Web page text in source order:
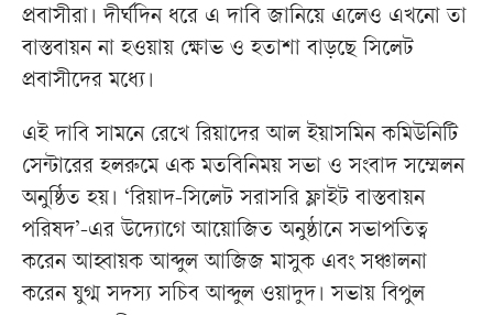
প্রবাসীরা। দীর্ঘদিন ধরে এ দাবি জানিয়ে এলেও এখনো তা
বাস্তবায়ন না হওয়ায় ক্ষোভ ও হতাশা বাড়ছে সিলেট
প্রবাসীদের মধ্যে।
এই দাবি সামনে রেখে রিয়াদের আল ইয়াসমিন কমিউনিটি
সেন্টারের হলরুমে এক মতবিনিময় সভা ও সংবাদ সম্মেলন
অনুষ্ঠিত হয়। ‘রিয়াদ-সিলেট সরাসরি ফ্লাইট বাস্তবায়ন
পরিষদ’-এর উদ্যোগে আয়োজিত অনুষ্ঠানে সভাপতিত্ব
করেন আহ্বায়ক আব্দুল আজিজ মাসুক এবং সঞ্চালনা
করেন যুগ্ম সদস্য সচিব আব্দুল ওয়াদুদ। সভায় বিপুল